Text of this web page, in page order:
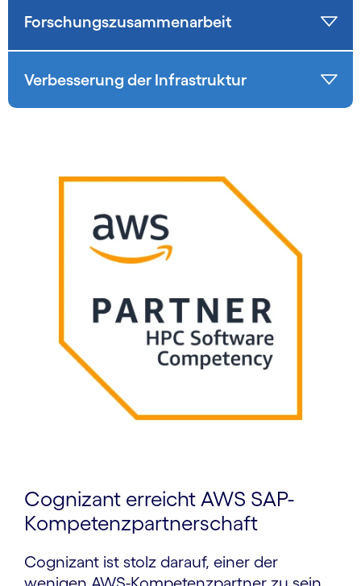
Forschungs­zusammen­arbeit
Verbesserung der Infrastruktur
Cognizant erreicht AWS SAP-
Kompetenz­partnerschaft
Cognizant ist stolz darauf, einer der